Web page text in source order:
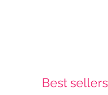
Best sellers